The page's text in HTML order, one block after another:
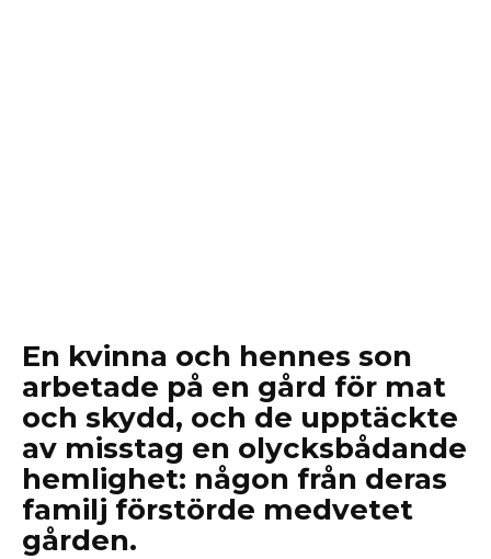
En kvinna och hennes son
arbetade på en gård för mat
och skydd, och de upptäckte
av misstag en olycksbådande
hemlighet: någon från deras
familj förstörde medvetet
gården.